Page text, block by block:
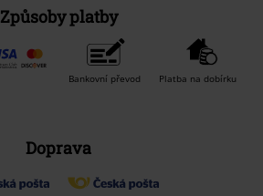
Způsoby platby
Bankovní převod Platba na dobírku
Doprava